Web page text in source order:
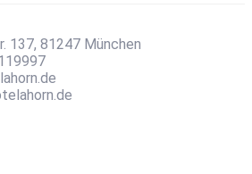
137, 81247 München